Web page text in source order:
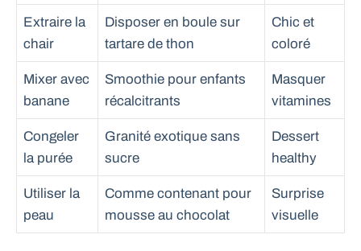
Extraire la
chair
Disposer en boule sur
tartare de thon
Chic et
coloré
Mixer avec
banane
Smoothie pour enfants
récalcitrants
Masquer
vitamines
Congeler
la purée
Granité exotique sans
sucre
Dessert
healthy
Utiliser la
peau
Comme contenant pour
mousse au chocolat
Surprise
visuelle